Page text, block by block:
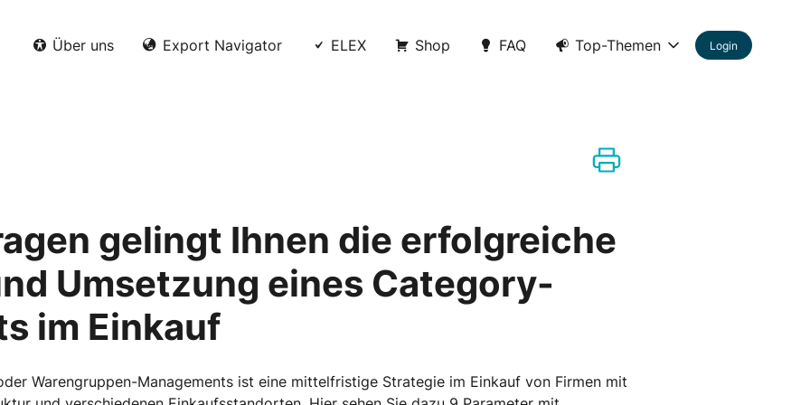
Über uns Export Navigator ELEX Shop FAQ Top-Themen Login
gelingt Ihnen die erfolgreiche
Umsetzung eines Category-
im Einkauf
Warengruppen-Managements ist eine mittelfristige Strategie im Einkauf von Firmen mit